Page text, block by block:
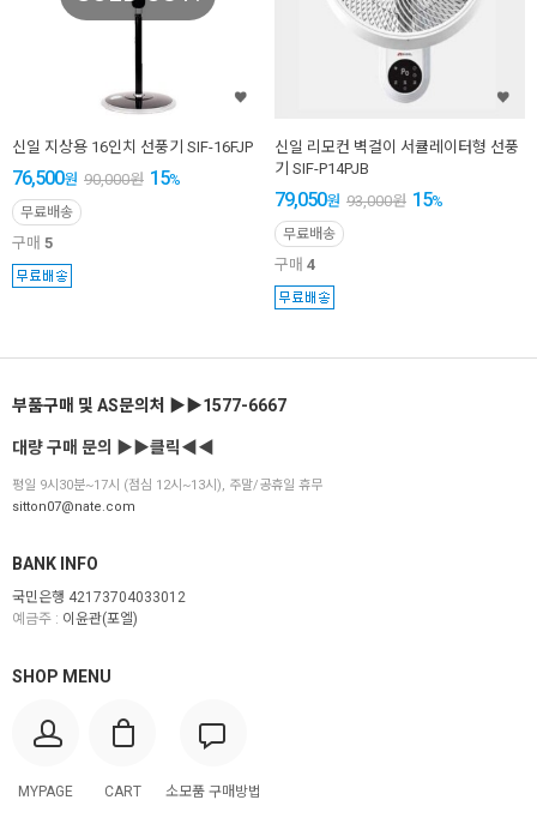
신일 지상용 16인치 선풍기 SIF-16FJP
76,500원 90,000원 15%
무료배송
구매 5
신일 리모컨 벽걸이 서큘레이터형 선풍
기 SIF-P14PJB
79,050원 93,000원 15%
무료배송
구매 4
부품구매 및 AS문의처 ▶▶1577-6667
대량 구매 문의 ▶▶클릭◀◀
평일 9시30분~17시 (점심 12시~13시), 주말/공휴일 휴무
sitton07@nate.com
BANK INFO
국민은행 42173704033012
예금주 : 이윤관(포엘)
SHOP MENU
MYPAGE CART 소모품 구매방법